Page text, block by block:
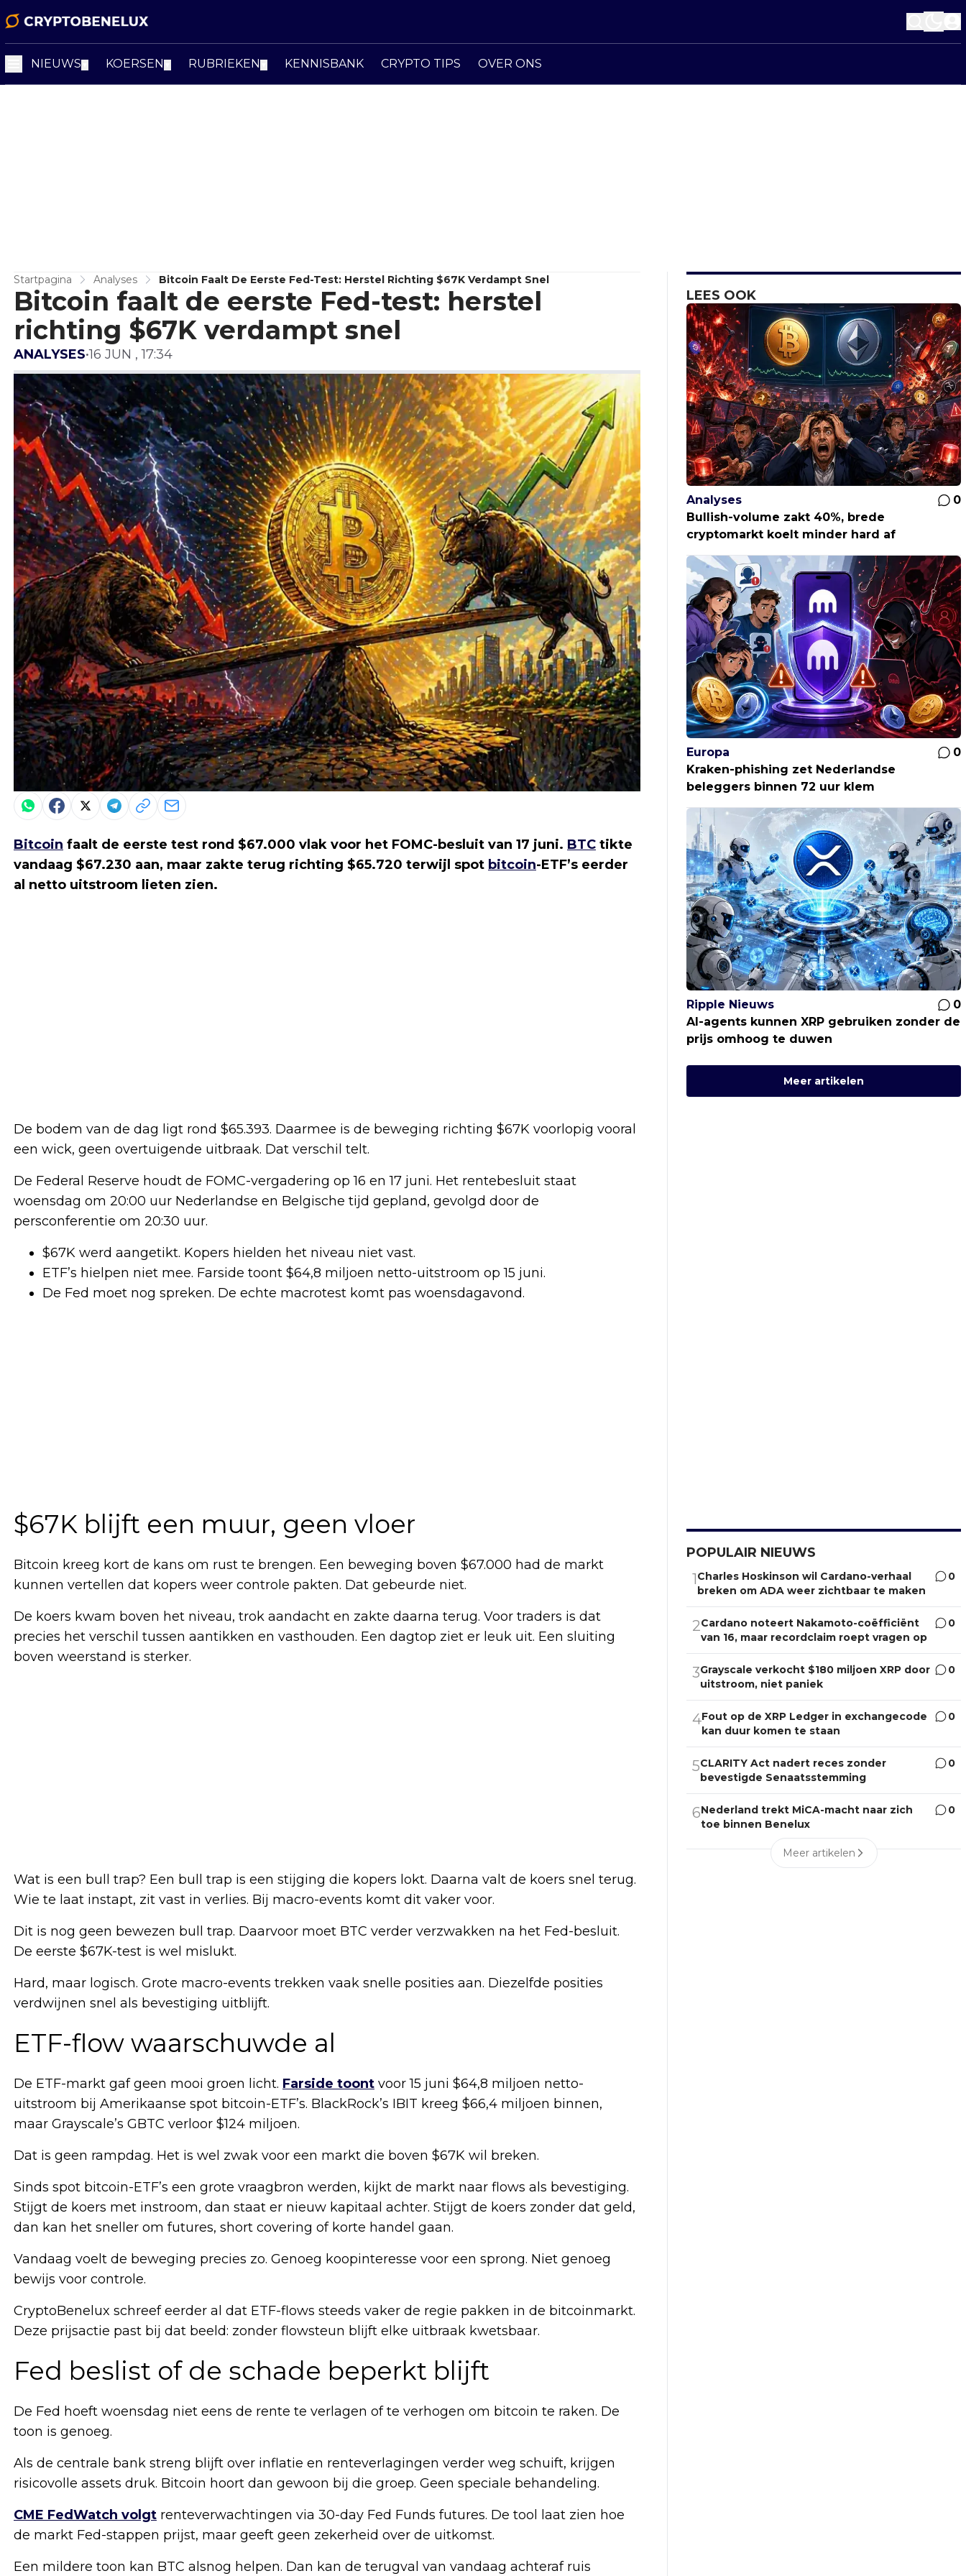
NIEUWS KOERSEN RUBRIEKEN KENNISBANK CRYPTO TIPS OVER ONS
Startpagina Analyses Bitcoin Faalt De Eerste Fed-Test: Herstel Richting $67K Verdampt Snel
Bitcoin faalt de eerste Fed-test: herstel
richting $67K verdampt snel
ANALYSES•16 JUN , 17:34
Bitcoin faalt de eerste test rond $67.000 vlak voor het FOMC-besluit van 17 juni. BTC tikte
vandaag $67.230 aan, maar zakte terug richting $65.720 terwijl spot bitcoin-ETF’s eerder
al netto uitstroom lieten zien.
De bodem van de dag ligt rond $65.393. Daarmee is de beweging richting $67K voorlopig vooral
een wick, geen overtuigende uitbraak. Dat verschil telt.
De Federal Reserve houdt de FOMC-vergadering op 16 en 17 juni. Het rentebesluit staat
woensdag om 20:00 uur Nederlandse en Belgische tijd gepland, gevolgd door de
persconferentie om 20:30 uur.
$67K werd aangetikt. Kopers hielden het niveau niet vast.
ETF’s hielpen niet mee. Farside toont $64,8 miljoen netto-uitstroom op 15 juni.
De Fed moet nog spreken. De echte macrotest komt pas woensdagavond.
$67K blijft een muur, geen vloer
Bitcoin kreeg kort de kans om rust te brengen. Een beweging boven $67.000 had de markt
kunnen vertellen dat kopers weer controle pakten. Dat gebeurde niet.
De koers kwam boven het niveau, trok aandacht en zakte daarna terug. Voor traders is dat
precies het verschil tussen aantikken en vasthouden. Een dagtop ziet er leuk uit. Een sluiting
boven weerstand is sterker.
Wat is een bull trap? Een bull trap is een stijging die kopers lokt. Daarna valt de koers snel terug.
Wie te laat instapt, zit vast in verlies. Bij macro-events komt dit vaker voor.
Dit is nog geen bewezen bull trap. Daarvoor moet BTC verder verzwakken na het Fed-besluit.
De eerste $67K-test is wel mislukt.
Hard, maar logisch. Grote macro-events trekken vaak snelle posities aan. Diezelfde posities
verdwijnen snel als bevestiging uitblijft.
ETF-flow waarschuwde al
De ETF-markt gaf geen mooi groen licht. Farside toont voor 15 juni $64,8 miljoen netto-
uitstroom bij Amerikaanse spot bitcoin-ETF’s. BlackRock’s IBIT kreeg $66,4 miljoen binnen,
maar Grayscale’s GBTC verloor $124 miljoen.
Dat is geen rampdag. Het is wel zwak voor een markt die boven $67K wil breken.
Sinds spot bitcoin-ETF’s een grote vraagbron werden, kijkt de markt naar flows als bevestiging.
Stijgt de koers met instroom, dan staat er nieuw kapitaal achter. Stijgt de koers zonder dat geld,
dan kan het sneller om futures, short covering of korte handel gaan.
Vandaag voelt de beweging precies zo. Genoeg koopinteresse voor een sprong. Niet genoeg
bewijs voor controle.
CryptoBenelux schreef eerder al dat ETF-flows steeds vaker de regie pakken in de bitcoinmarkt.
Deze prijsactie past bij dat beeld: zonder flowsteun blijft elke uitbraak kwetsbaar.
Fed beslist of de schade beperkt blijft
De Fed hoeft woensdag niet eens de rente te verlagen of te verhogen om bitcoin te raken. De
toon is genoeg.
Als de centrale bank streng blijft over inflatie en renteverlagingen verder weg schuift, krijgen
risicovolle assets druk. Bitcoin hoort dan gewoon bij die groep. Geen speciale behandeling.
CME FedWatch volgt renteverwachtingen via 30-day Fed Funds futures. De tool laat zien hoe
de markt Fed-stappen prijst, maar geeft geen zekerheid over de uitkomst.
Een mildere toon kan BTC alsnog helpen. Dan kan de terugval van vandaag achteraf ruis
LEES OOK
Analyses
0
Bullish-volume zakt 40%, brede
cryptomarkt koelt minder hard af
Europa
0
Kraken-phishing zet Nederlandse
beleggers binnen 72 uur klem
Ripple Nieuws
0
AI-agents kunnen XRP gebruiken zonder de
prijs omhoog te duwen
Meer artikelen
POPULAIR NIEUWS
1Charles Hoskinson wil Cardano-verhaal
breken om ADA weer zichtbaar te maken
0
2Cardano noteert Nakamoto-coëfficiënt
van 16, maar recordclaim roept vragen op
0
3Grayscale verkocht $180 miljoen XRP door
uitstroom, niet paniek
0
4Fout op de XRP Ledger in exchangecode
kan duur komen te staan
0
5CLARITY Act nadert reces zonder
bevestigde Senaatsstemming
0
6Nederland trekt MiCA-macht naar zich
toe binnen Benelux
0
Meer artikelen